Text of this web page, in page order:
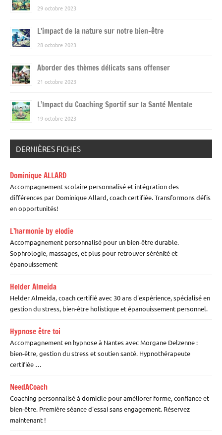
29 octobre 2023
L’impact de la nature sur notre bien-être
28 octobre 2023
Aborder des thèmes délicats sans offenser
21 octobre 2023
L’Impact du Coaching Sportif sur la Santé Mentale
19 octobre 2023
DERNIÈRES FICHES
Dominique ALLARD
Accompagnement scolaire personnalisé et intégration des
différences par Dominique Allard, coach certifiée. Transformons défis
en opportunités!
L’harmonie by elodie
Accompagnement personnalisé pour un bien-être durable.
Sophrologie, massages, et plus pour retrouver sérénité et
épanouissement
Helder Almeida
Helder Almeida, coach certifié avec 30 ans d'expérience, spécialisé en
gestion du stress, bien-être holistique et épanouissement personnel.
Hypnose être toi
Accompagnement en hypnose à Nantes avec Morgane Delzenne :
bien-être, gestion du stress et soutien santé. Hypnothérapeute
certifiée …
NeedACoach
Coaching personnalisé à domicile pour améliorer forme, confiance et
bien-être. Première séance d'essai sans engagement. Réservez
maintenant !